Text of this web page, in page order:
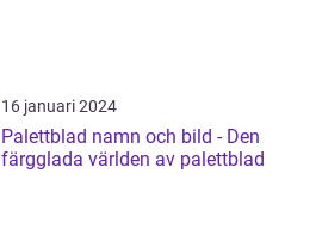
16 januari 2024
Palettblad namn och bild - Den
färgglada världen av palettblad